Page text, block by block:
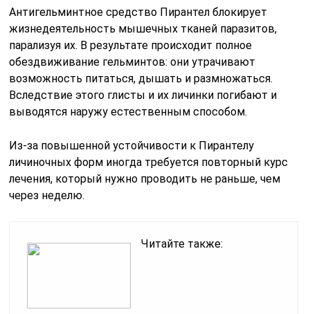
Антигельминтное средство Пирантел блокирует
жизнедеятельность мышечных тканей паразитов,
парализуя их. В результате происходит полное
обездвиживание гельминтов: они утрачивают
возможность питаться, дышать и размножаться.
Вследствие этого глисты и их личинки погибают и
выводятся наружу естественным способом.
Из-за повышенной устойчивости к Пирантелу
личиночных форм иногда требуется повторный курс
лечения, который нужно проводить не раньше, чем
через неделю.
Читайте также: